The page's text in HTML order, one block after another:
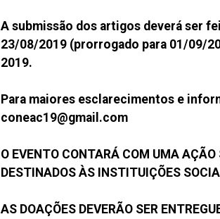
A submissão dos artigos deverá ser
23/08/2019 (prorrogado para 01/09/
2019.
Para maiores esclarecimentos e
coneac19@gmail.com
O EVENTO CONTARÁ COM UMA
DESTINADOS ÀS INSTITUIÇÕES
AS DOAÇÕES DEVERÃO SER